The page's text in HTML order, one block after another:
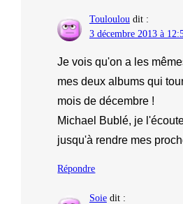
Touloulou dit :
3 décembre 2013 à
Je vois qu'on a les
mes deux albums qui
mois de décembre !
Michael Bublé, je
jusqu'à rendre mes
Répondre
Soie dit :